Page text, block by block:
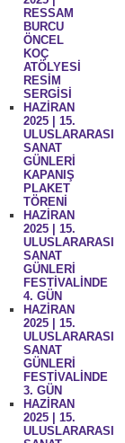
RESSAM
BURCU
ÖNCEL
KOÇ
ATÖLYESİ
RESİM
SERGİSİ
HAZİRAN
2025 | 15.
ULUSLARARASI
SANAT
GÜNLERİ
KAPANIŞ
PLAKET
TÖRENİ
HAZİRAN
2025 | 15.
ULUSLARARASI
SANAT
GÜNLERİ
FESTİVALİNDE
4. GÜN
HAZİRAN
2025 | 15.
ULUSLARARASI
SANAT
GÜNLERİ
FESTİVALİNDE
3. GÜN
HAZİRAN
2025 | 15.
ULUSLARARASI